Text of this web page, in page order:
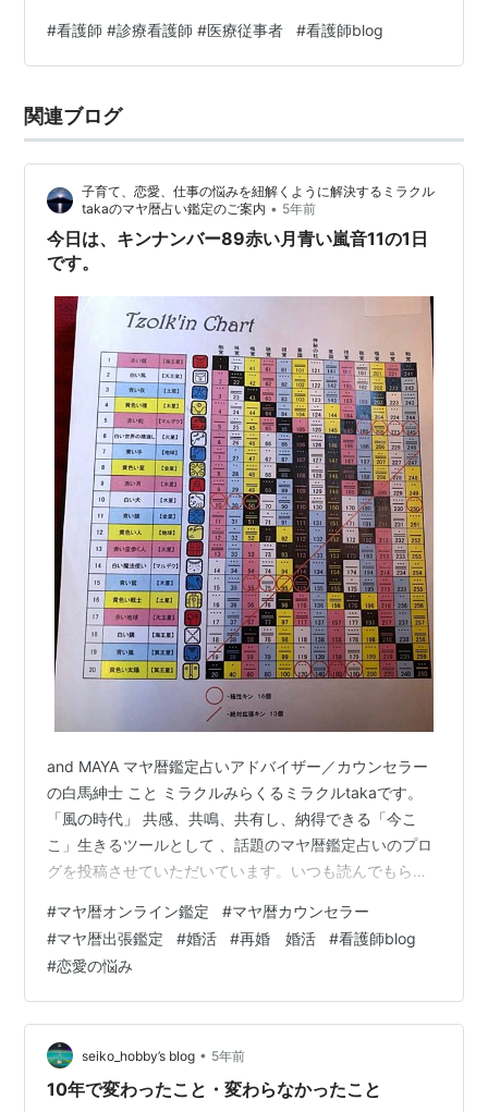
もらってましたが、生活費がもらえなかったので、バイ
ト３つ掛け持ちしていたんです。なので週一回、夕飯を
ど その先輩のお小遣いの額を聞いて目ん玉飛び出たんで
す（笑） な ん と 月に３０万（家賃別）だそーで。その
#看護師 #診療看護師 #医療従事者 #看護師blog
関連ブログ
子育て、恋愛、仕事の悩みを紐解くように解決するミラクル
takaのマヤ暦占い鑑定のご案内 • 5年前
今日は、キンナンバー89赤い月青い嵐音11の1日
です。
and MAYA マヤ暦鑑定占いアドバイザー／カウンセラー
の白馬紳士 こと ミラクルみらくるミラクルtakaです。
「風の時代」 共感、共鳴、共有し、納得できる「今こ
こ」生きるツールとして 、話題のマヤ暦鑑定占いのプロ
グを投稿させていただいています。いつも読んでもらっ
みらくるミラクルtakaの今日の一言】🔮 「赤い月の日は
浄化の日」 不要なものを捨てることで新たなものが入っ
てきます。 新しい流れをつくりましょう。 「今日もきっ
と良い一日になるでしょう！」 さて今日は、キンナンバ
ー89太陽の紋章🔱赤い月ウェブスペルの紋章⚜青い嵐音
11の1日です。…
#マヤ暦オンライン鑑定 #マヤ暦カウンセラー
#マヤ暦出張鑑定 #婚活 #再婚 婚活 #看護師blog
#恋愛の悩み
seiko_hobby’s blog • 5年前
10年で変わったこと・変わらなかったこと